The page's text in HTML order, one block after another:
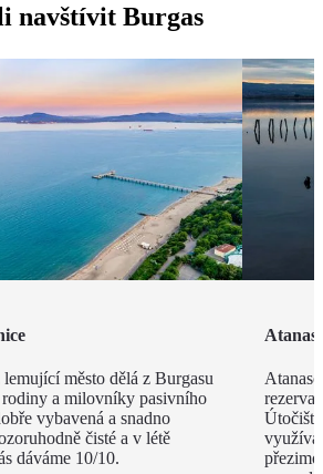
navštívit Burgas
město dělá z Burgasu
a milovníky pasivního
vybavená a snadno
čisté a v létě
dáváme 10/10.